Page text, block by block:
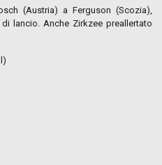
(Austria) a Ferguson (Scozia),
lancio. Anche Zirkzee preallertato